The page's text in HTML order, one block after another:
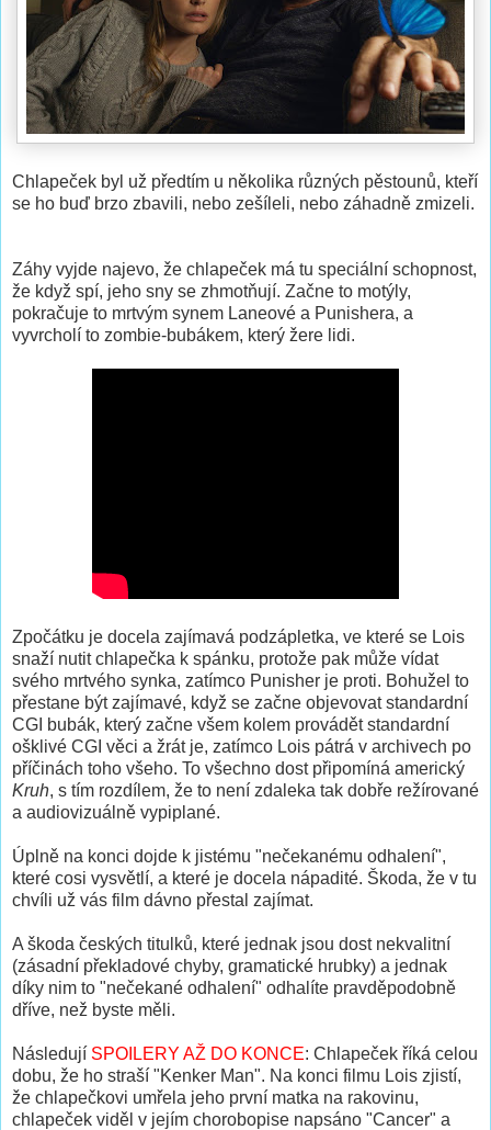
Chlapeček byl už předtím u několika různých pěstounů, kteří
se ho buď brzo zbavili, nebo zešíleli, nebo záhadně zmizeli.
Záhy vyjde najevo, že chlapeček má tu speciální schopnost,
že když spí, jeho sny se zhmotňují. Začne to motýly,
pokračuje to mrtvým synem Laneové a Punishera, a
vyvrcholí to zombie-bubákem, který žere lidi.
Zpočátku je docela zajímavá podzápletka, ve které se Lois
snaží nutit chlapečka k spánku, protože pak může vídat
svého mrtvého synka, zatímco Punisher je proti. Bohužel to
přestane být zajímavé, když se začne objevovat standardní
CGI bubák, který začne všem kolem provádět standardní
ošklivé CGI věci a žrát je, zatímco Lois pátrá v archivech po
příčinách toho všeho. To všechno dost připomíná americký
Kruh, s tím rozdílem, že to není zdaleka tak dobře režírované
a audiovizuálně vypiplané.
Úplně na konci dojde k jistému "nečekanému odhalení",
které cosi vysvětlí, a které je docela nápadité. Škoda, že v tu
chvíli už vás film dávno přestal zajímat.
A škoda českých titulků, které jednak jsou dost nekvalitní
(zásadní překladové chyby, gramatické hrubky) a jednak
díky nim to "nečekané odhalení" odhalíte pravděpodobně
dříve, než byste měli.
Následují SPOILERY AŽ DO KONCE: Chlapeček říká celou
dobu, že ho straší "Kenker Man". Na konci filmu Lois zjistí,
že chlapečkovi umřela jeho první matka na rakovinu,
chlapeček viděl v jejím chorobopise napsáno "Cancer" a